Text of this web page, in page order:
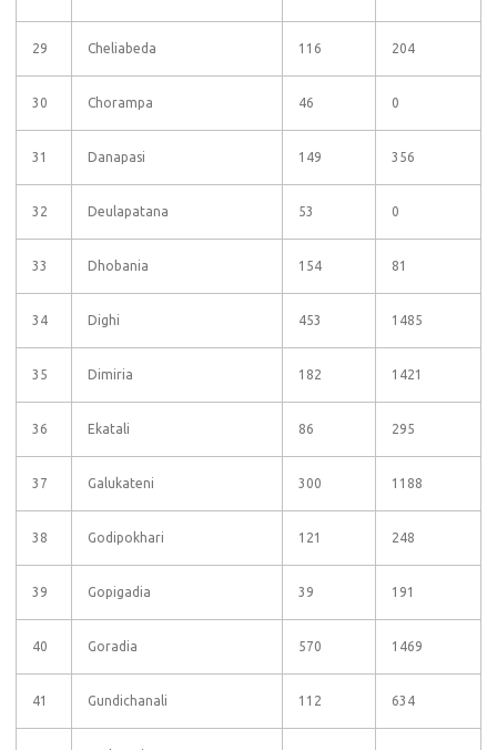
29 Cheliabeda 116 204
30 Chorampa 46 0
31 Danapasi 149 356
32 Deulapatana 53 0
33 Dhobania 154 81
34 Dighi 453 1485
35 Dimiria 182 1421
36 Ekatali 86 295
37 Galukateni 300 1188
38 Godipokhari 121 248
39 Gopigadia 39 191
40 Goradia 570 1469
41 Gundichanali 112 634